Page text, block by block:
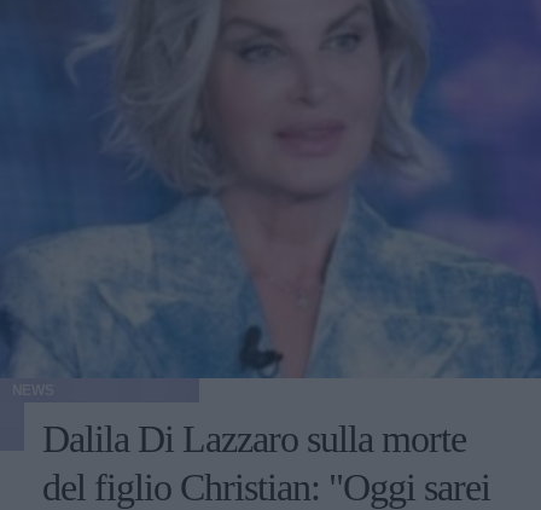
Dalila Di Lazzaro sulla morte
del figlio Christian: "Oggi sarei